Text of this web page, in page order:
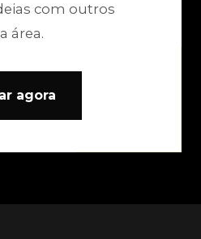
com outros
área.
agora